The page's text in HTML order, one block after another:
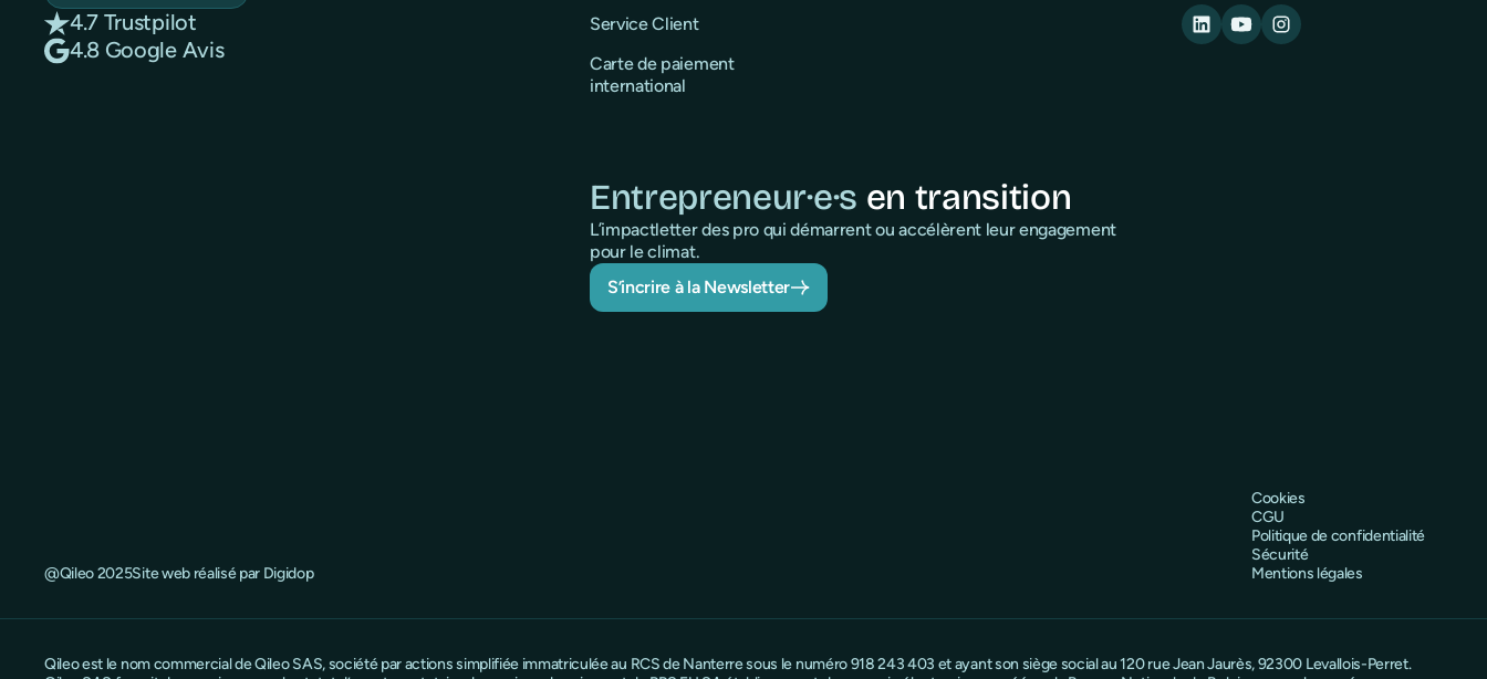
4.7 Trustpilot
4.8 Google Avis
Service Client
Carte de paiement
international
Entrepreneur·e·s en transition
L’impactletter des pro qui démarrent ou accélèrent leur engagement
pour le climat.
S’incrire à la Newsletter
@Qileo 2025Site web réalisé par Digidop
Cookies
CGU
Politique de confidentialité
Sécurité
Mentions légales
Qileo est le nom commercial de Qileo SAS, société par actions simplifiée immatriculée au RCS de Nanterre sous le numéro 918 243 403 et ayant son siège social au 120 rue Jean Jaurès, 92300 Levallois-Perret.